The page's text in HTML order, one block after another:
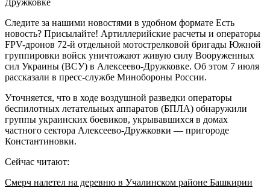
Следите за нашими новостями в удобном формате Есть
новость? Присылайте! Артиллерийские расчеты и операторы
FPV-дронов 72-й отдельной мотострелковой бригады Южной
группировки войск уничтожают живую силу Вооруженных
сил Украины (ВСУ) в Алексеево-Дружковке. Об этом 7 июля
рассказали в пресс-службе Минобороны России.
Уточняется, что в ходе воздушной разведки операторы
беспилотных летательных аппаратов (БПЛА) обнаружили
группы украинских боевиков, укрывавшихся в домах
частного сектора Алексеево-Дружковки — пригороде
Константиновки.
Сейчас читают:
Смерч налетел на деревню в Учалинском районе Башкирии